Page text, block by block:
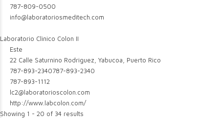
787-809-0500
info@laboratoriosmeditech.com
Laboratorio Clinico Colon II
Este
22 Calle Saturnino Rodriguez, Yabucoa, Puerto Rico
787-893-2340787-893-2340
787-893-1112
lc2@laboratorioscolon.com
http://www.labcolon.com/
Showing 1 - 20 of 34 results